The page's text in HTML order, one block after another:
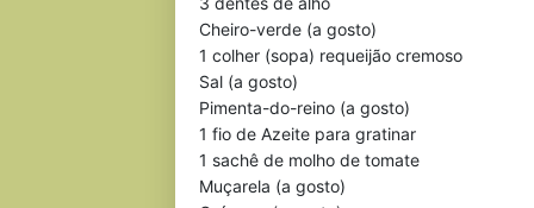
Cheiro-verde (a gosto)
1 colher (sopa) requeijão cremoso
Sal (a gosto)
Pimenta-do-reino (a gosto)
1 fio de Azeite para gratinar
1 sachê de molho de tomate
Muçarela (a gosto)